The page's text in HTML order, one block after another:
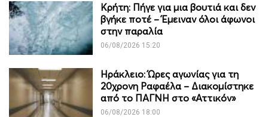
Κρήτη: Πήγε για μια βουτιά και δεν
βγήκε ποτέ – Έμειναν όλοι άφωνοι
στην παραλία
06/08/2026 15:20
Ηράκλειο: Ώρες αγωνίας για τη
20χρονη Ραφαέλα – Διακομίστηκε
από το ΠΑΓΝΗ στο «Αττικόν»
06/08/2026 18:00